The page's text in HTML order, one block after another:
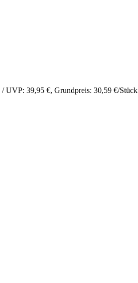
/ UVP: 39,95 €, Grundpreis: 30,59 €/Stück